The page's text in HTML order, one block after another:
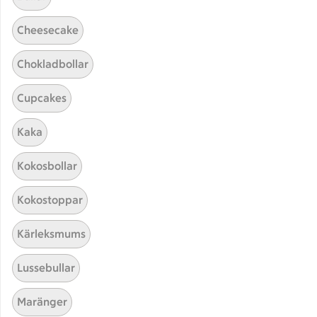
Testa att söka på något nytt, eller ta bort något av
Carbonara
Cheesecake
Chokladbollar
Cupcakes
Kaka
Kokosbollar
Kokostoppar
Kärleksmums
Lussebullar
Maränger